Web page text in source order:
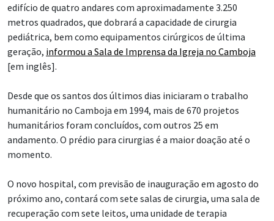
edifício de quatro andares com aproximadamente 3.250
metros quadrados, que dobrará a capacidade de cirurgia
pediátrica, bem como equipamentos cirúrgicos de última
geração, informou a Sala de Imprensa da Igreja no Camboja
[em inglês].
Desde que os santos dos últimos dias iniciaram o trabalho
humanitário no Camboja em 1994, mais de 670 projetos
humanitários foram concluídos, com outros 25 em
andamento. O prédio para cirurgias é a maior doação até o
momento.
O novo hospital, com previsão de inauguração em agosto do
próximo ano, contará com sete salas de cirurgia, uma sala de
recuperação com sete leitos, uma unidade de terapia